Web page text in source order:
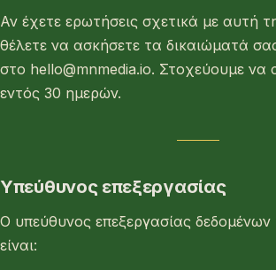
Αν έχετε ερωτήσεις σχετικά με αυτή
θέλετε να ασκήσετε τα δικαιώματά
στο hello@mnmedia.io. Στοχεύουμε να
εντός 30 ημερών.
Υπεύθυνος επεξεργασίας
Ο υπεύθυνος επεξεργασίας
είναι: